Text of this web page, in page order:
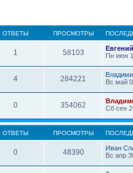
ОТВЕТЫ ПРОСМОТРЫ
1 58103
Пн июн
4 284221
Вс май
0 354062
Сб сен
ОТВЕТЫ ПРОСМОТРЫ
0 48390
Иван
Вс апр